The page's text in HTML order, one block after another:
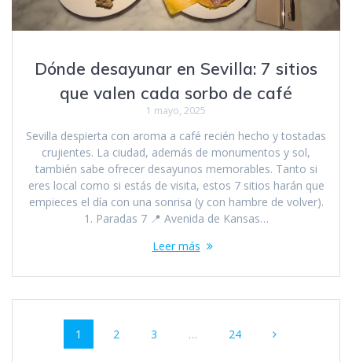
Dónde desayunar en Sevilla: 7 sitios
que valen cada sorbo de café
1 mayo, 2025
Sevilla despierta con aroma a café recién hecho y tostadas
crujientes. La ciudad, además de monumentos y sol,
también sabe ofrecer desayunos memorables. Tanto si
eres local como si estás de visita, estos 7 sitios harán que
empieces el día con una sonrisa (y con hambre de volver).
1. Paradas 7 📍 Avenida de Kansas…
Leer más
Navegación
Página
1 Página
2 Página
3 … Página
24